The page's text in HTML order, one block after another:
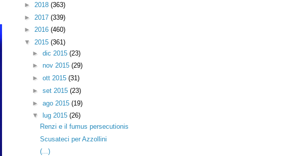
► 2018 (363)
► 2017 (339)
► 2016 (460)
▼ 2015 (361)
► dic 2015 (23)
► nov 2015 (29)
► ott 2015 (31)
► set 2015 (23)
► ago 2015 (19)
▼
lug 2015 (26)
Renzi e il fumus persecutionis
Scusateci per Azzollini
(...)